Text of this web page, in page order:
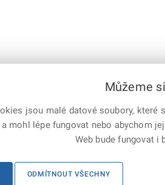
Můžeme
jsou malé datové soubory,
mohl lépe fungovat nebo abychom
Web bude fungovat i
ODMÍTNOUT VŠECHNY